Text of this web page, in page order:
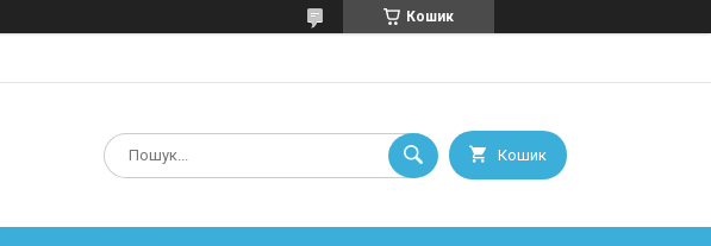
Кошик
Кошик